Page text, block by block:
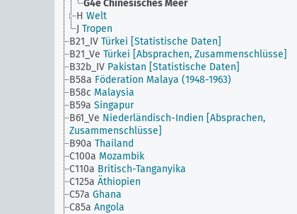
G4eChinesisches Meer
H Welt
J Tropen
B21_IV Türkei [Statistische Daten]
B21_Ve Türkei [Absprachen, Zusammenschlüsse]
B32b_IV Pakistan [Statistische Daten]
B58a Föderation Malaya (1948-1963)
B58c Malaysia
B59a Singapur
B61_Ve Niederländisch-Indien [Absprachen,
Zusammenschlüsse]
B90a Thailand
C100a Mozambik
C110a Britisch-Tanganyika
C125a Äthiopien
C57a Ghana
C85a Angola